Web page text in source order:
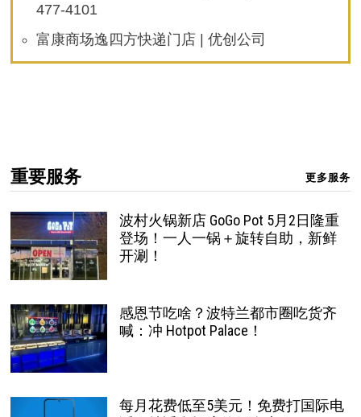
477-4101
富康商场逸四方快递门店 | 优创公司
重要服务 更多服务
波村火锅新店 GoGo Pot 5月2日隆重
登场！一人一锅＋旋转自助，新鲜
开涮！
感恩节吃啥？波特兰都市圈吃货齐
喊：冲 Hotpot Palace！
每月花费低至5美元！免费打国际电